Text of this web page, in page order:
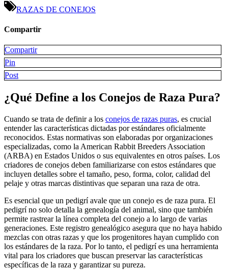
de
RAZAS DE CONEJOS
Compartir
Compartir
Pin
Post
¿Qué Define a los Conejos de Raza Pura?
Cuando se trata de definir a los conejos de razas puras, es crucial
entender las características dictadas por estándares oficialmente
reconocidos. Estas normativas son elaboradas por organizaciones
especializadas, como la American Rabbit Breeders Association
(ARBA) en Estados Unidos o sus equivalentes en otros países. Los
criadores de conejos deben familiarizarse con estos estándares que
incluyen detalles sobre el tamaño, peso, forma, color, calidad del
pelaje y otras marcas distintivas que separan una raza de otra.
Es esencial que un pedigrí avale que un conejo es de raza pura. El
pedigrí no solo detalla la genealogía del animal, sino que también
permite rastrear la línea completa del conejo a lo largo de varias
generaciones. Este registro genealógico asegura que no haya habido
mezclas con otras razas y que los progenitores hayan cumplido con
los estándares de la raza. Por lo tanto, el pedigrí es una herramienta
vital para los criadores que buscan preservar las características
específicas de la raza y garantizar su pureza.